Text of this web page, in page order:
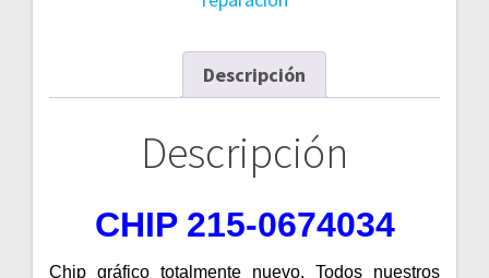
Descripción
Descripción
CHIP 215-0674034
Chip gráfico totalmente nuevo. Todos nuestros